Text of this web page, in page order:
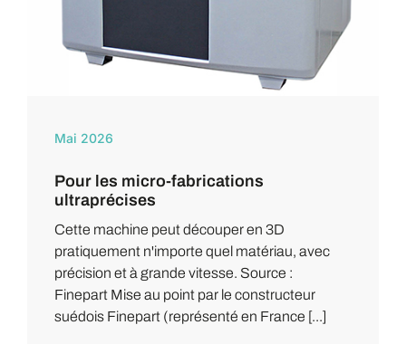
Mai 2026
Pour les micro-fabrications
ultraprécises
Cette machine peut découper en 3D
pratiquement n'importe quel matériau, avec
précision et à grande vitesse. Source :
Finepart Mise au point par le constructeur
suédois Finepart (représenté en France [...]